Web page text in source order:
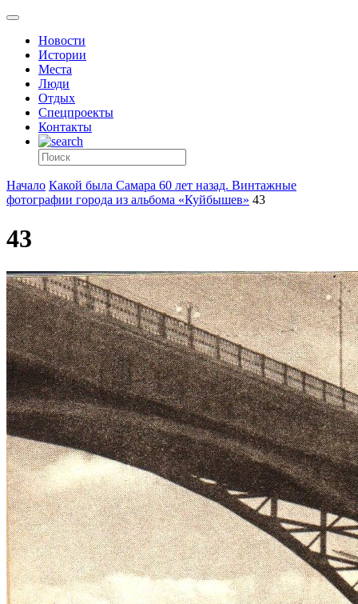
Новости
Истории
Места
Люди
Отдых
Спецпроекты
Контакты
Начало Какой была Самара 60 лет назад. Винтажные
фотографии города из альбома «Куйбышев» 43
43